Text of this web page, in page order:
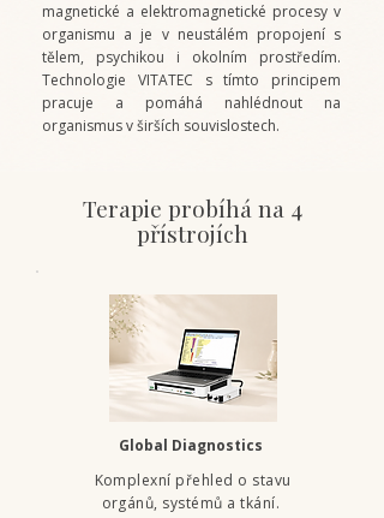
magnetické a elektromagnetické procesy v
organismu a je v neustálém propojení s
tělem, psychikou i okolním prostředím.
Technologie VITATEC s tímto principem
pracuje a pomáhá nahlédnout na
organismus v širších souvislostech.
Terapie probíhá na 4
přístrojích
Global Diagnostics
Komplexní přehled o stavu
orgánů, systémů a tkání.